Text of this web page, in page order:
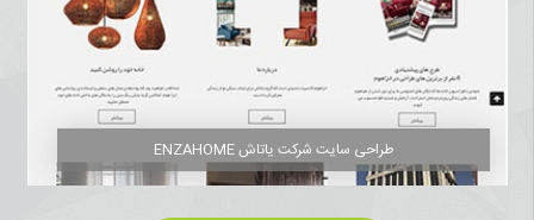
طراحی سایت شرکت یاتاش ENZAHOME